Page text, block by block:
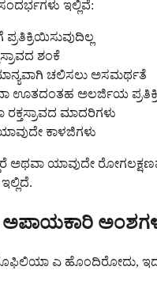
ಇಲ್ಲಿವೆ:
ಪ್ರತಿಕ್ರಿಯಿಸುವುದಿಲ್ಲ
ಶಂಕೆ
ಚಲಿಸಲು ಅಸಮರ್ಥತೆ
ಊತದಂತಹ ಅಲರ್ಜಿಯ
ಮಾದರಿಗಳು
ಕಾಳಜಿಗಳು
ಅಥವಾ ಯಾವುದೇ
ಎ ಹೊಂದಿರೋದು, ಇದು